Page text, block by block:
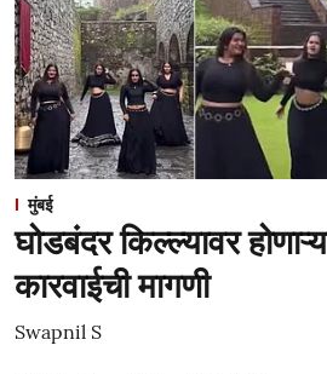
मुंबई
घोडबंदर किल्ल्यावर
कारवाईची मागणी
Swapnil S